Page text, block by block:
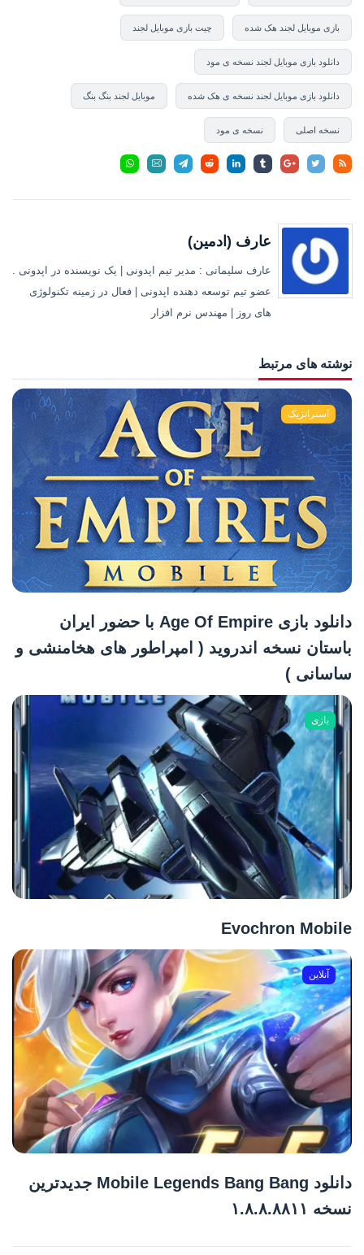
بازی موبایل لجند هک شده چیت بازی موبایل لجند
دانلود بازی موبایل لجند نسخه ی مود
دانلود بازی موبایل لجند نسخه ی هک شده موبایل لجند بنگ بنگ
نسخه اصلی نسخه ی مود
عارف (ادمین)
عارف سلیمانی : مدیر تیم اپدونی | یک نویسنده در اپدونی .
عضو تیم توسعه دهنده اپدونی | فعال در زمینه تکنولوژی
های روز | مهندس نرم افزار
نوشته های مرتبط
استراتژیک
دانلود بازی Age Of Empire با حضور ایران
باستان نسخه اندروید ( امپراطور های هخامنشی و
ساسانی )
بازی
Evochron Mobile
آنلاین
دانلود Mobile Legends Bang Bang جدیدترین
نسخه ۱.۸.۸.۸۸۱۱